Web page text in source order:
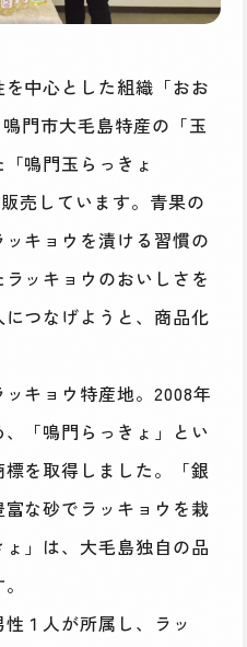
中心とした組織「おお
門市大毛島特産の「玉
鳴門玉らっきょ
売しています。青果の
キョウを漬ける習慣の
ッキョウのおいしさを
つなげようと、商品化
キョウ特産地。2008年
「鳴門らっきょ」とい
を取得しました。「銀
な砂でラッキョウを栽
」は、大毛島独自の品
１人が所属し、ラッ